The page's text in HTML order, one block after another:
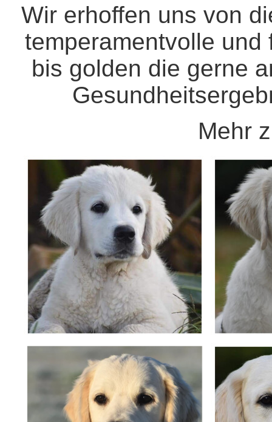
Wir erhoffen uns von
temperamentvolle
bis golden die gerne
Mehr